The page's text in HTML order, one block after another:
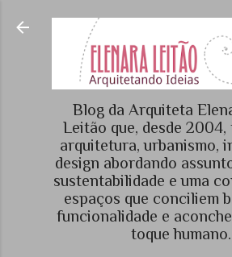
Pular para o conteúdo
Blog da Arquiteta
Leitão que, desde 2004,
arquitetura, urbanismo,
design abordando
sustentabilidade e uma
espaços que conciliem
funcionalidade e
toque humano.